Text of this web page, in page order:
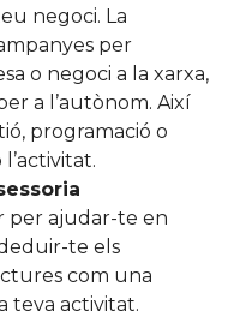
negoci. La
per
o negoci a la xarxa,
a l’autònom. Així
programació o
per ajudar-te en
te els
com una
teva activitat.